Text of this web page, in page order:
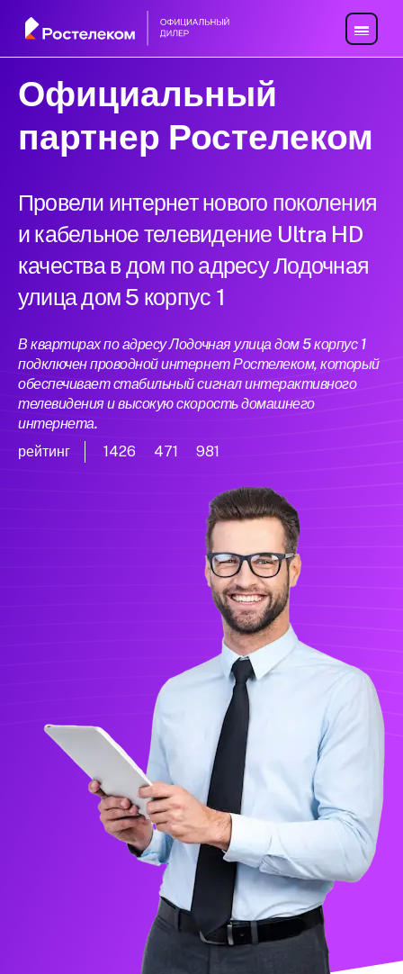
Официальный
партнер Ростелеком
Провели интернет нового поколения
и кабельное телевидение Ultra HD
качества в дом по адресу Лодочная
улица дом 5 корпус 1
В квартирах по адресу Лодочная улица дом 5 корпус 1
подключен проводной интернет Ростелеком, который
обеспечивает стабильный сигнал интерактивного
телевидения и высокую скорость домашнего
интернета.
рейтинг
1426 471 981